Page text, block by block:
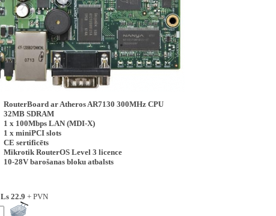
RouterBoard ar Atheros AR7130 300MHz CPU
32MB SDRAM
1 x 100Mbps LAN (MDI-X)
1 x miniPCI slots
CE sertificēts
Mikrotik RouterOS Level 3 licence
10-28V barošanas bloku atbalsts
Ls 22.9 + PVN